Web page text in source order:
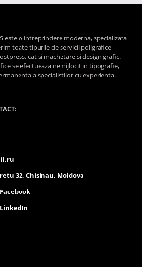
este o intreprindere moderna, specializata
toate tipurile de servicii poligrafice -
cat si machetare si design grafic.
se efectueaza nemijlocit in tipografie,
a specialistilor cu experienta.
32, Chisinau, Moldova
Facebook
LinkedIn